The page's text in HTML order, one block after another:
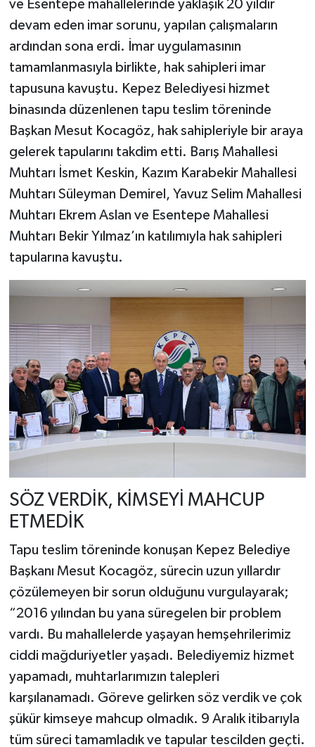
ve Esentepe mahallelerinde yaklaşık 20 yıldır
devam eden imar sorunu, yapılan çalışmaların
ardından sona erdi. İmar uygulamasının
tamamlanmasıyla birlikte, hak sahipleri imar
tapusuna kavuştu. Kepez Belediyesi hizmet
binasında düzenlenen tapu teslim töreninde
Başkan Mesut Kocagöz, hak sahipleriyle bir araya
gelerek tapularını takdim etti. Barış Mahallesi
Muhtarı İsmet Keskin, Kazım Karabekir Mahallesi
Muhtarı Süleyman Demirel, Yavuz Selim Mahallesi
Muhtarı Ekrem Aslan ve Esentepe Mahallesi
Muhtarı Bekir Yılmaz’ın katılımıyla hak sahipleri
tapularına kavuştu.
SÖZ VERDİK, KİMSEYİ MAHCUP
ETMEDİK
Tapu teslim töreninde konuşan Kepez Belediye
Başkanı Mesut Kocagöz, sürecin uzun yıllardır
çözülemeyen bir sorun olduğunu vurgulayarak;
“2016 yılından bu yana süregelen bir problem
vardı. Bu mahallelerde yaşayan hemşehrilerimiz
ciddi mağduriyetler yaşadı. Belediyemiz hizmet
yapamadı, muhtarlarımızın talepleri
karşılanamadı. Göreve gelirken söz verdik ve çok
şükür kimseye mahcup olmadık. 9 Aralık itibarıyla
tüm süreci tamamladık ve tapular tescilden geçti.